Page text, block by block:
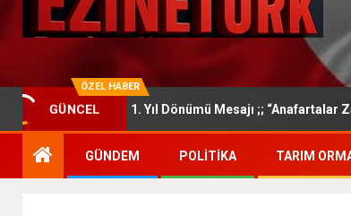
ÖZEL HABER
GÜNCEL
111. Yıl Dönümü Mesajı ;; “Anafartalar Zaferi
GÜNDEM POLITIKA TARIM